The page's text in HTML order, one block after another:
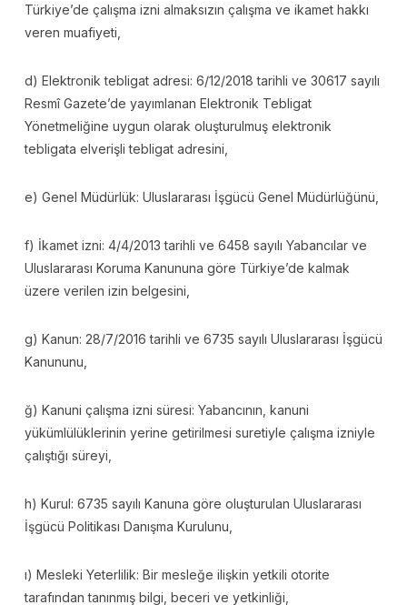
Türkiye’de çalışma izni almaksızın çalışma ve ikamet hakkı
veren muafiyeti,
d) Elektronik tebligat adresi: 6/12/2018 tarihli ve 30617 sayılı
Resmî Gazete’de yayımlanan Elektronik Tebligat
Yönetmeliğine uygun olarak oluşturulmuş elektronik
tebligata elverişli tebligat adresini,
e) Genel Müdürlük: Uluslararası İşgücü Genel Müdürlüğünü,
f) İkamet izni: 4/4/2013 tarihli ve 6458 sayılı Yabancılar ve
Uluslararası Koruma Kanununa göre Türkiye’de kalmak
üzere verilen izin belgesini,
g) Kanun: 28/7/2016 tarihli ve 6735 sayılı Uluslararası İşgücü
Kanununu,
ğ) Kanuni çalışma izni süresi: Yabancının, kanuni
yükümlülüklerinin yerine getirilmesi suretiyle çalışma izniyle
çalıştığı süreyi,
h) Kurul: 6735 sayılı Kanuna göre oluşturulan Uluslararası
İşgücü Politikası Danışma Kurulunu,
ı) Mesleki Yeterlilik: Bir mesleğe ilişkin yetkili otorite
tarafından tanınmış bilgi, beceri ve yetkinliği,